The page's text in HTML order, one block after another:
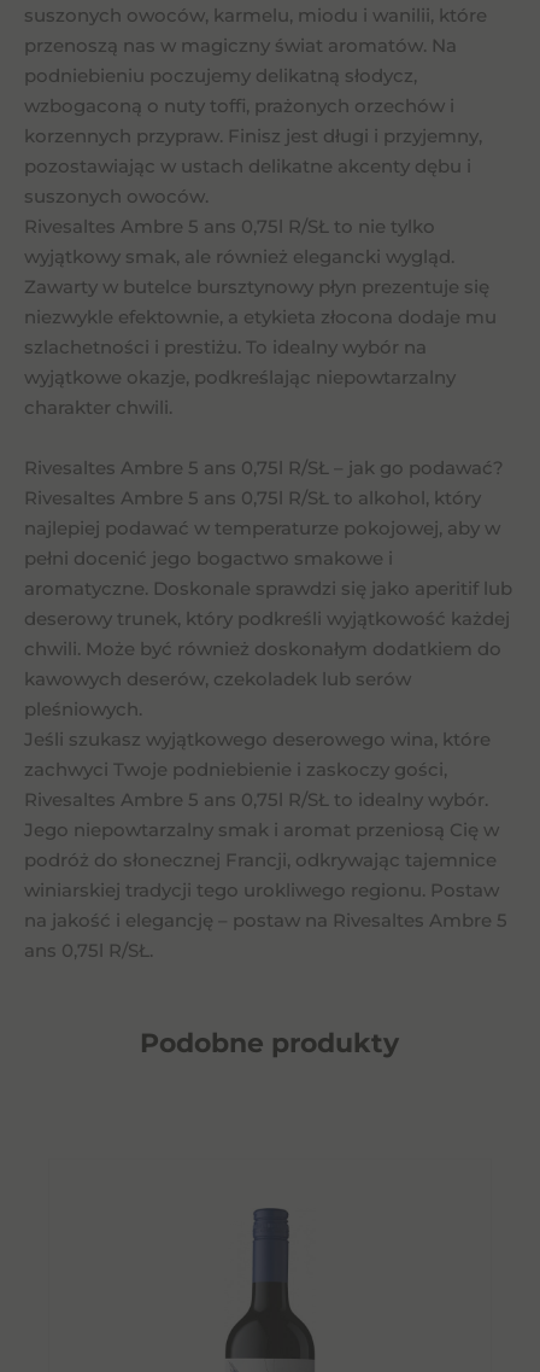
suszonych owoców, karmelu, miodu i wanilii, które
przenoszą nas w magiczny świat aromatów. Na
podniebieniu poczujemy delikatną słodycz,
wzbogaconą o nuty toffi, prażonych orzechów i
korzennych przypraw. Finisz jest długi i przyjemny,
pozostawiając w ustach delikatne akcenty dębu i
suszonych owoców.
Rivesaltes Ambre 5 ans 0,75l R/SŁ to nie tylko
wyjątkowy smak, ale również elegancki wygląd.
Zawarty w butelce bursztynowy płyn prezentuje się
niezwykle efektownie, a etykieta złocona dodaje mu
szlachetności i prestiżu. To idealny wybór na
wyjątkowe okazje, podkreślając niepowtarzalny
charakter chwili.
Rivesaltes Ambre 5 ans 0,75l R/SŁ – jak go podawać?
Rivesaltes Ambre 5 ans 0,75l R/SŁ to alkohol, który
najlepiej podawać w temperaturze pokojowej, aby w
pełni docenić jego bogactwo smakowe i
aromatyczne. Doskonale sprawdzi się jako aperitif lub
deserowy trunek, który podkreśli wyjątkowość każdej
chwili. Może być również doskonałym dodatkiem do
kawowych deserów, czekoladek lub serów
pleśniowych.
Jeśli szukasz wyjątkowego deserowego wina, które
zachwyci Twoje podniebienie i zaskoczy gości,
Rivesaltes Ambre 5 ans 0,75l R/SŁ to idealny wybór.
Jego niepowtarzalny smak i aromat przeniosą Cię w
podróż do słonecznej Francji, odkrywając tajemnice
winiarskiej tradycji tego urokliwego regionu. Postaw
na jakość i elegancję – postaw na Rivesaltes Ambre 5
ans 0,75l R/SŁ.
Podobne produkty